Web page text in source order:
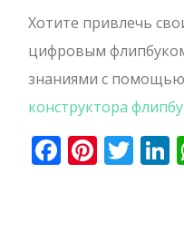
Хотите привлечь
цифровым
знаниями с
конструктора